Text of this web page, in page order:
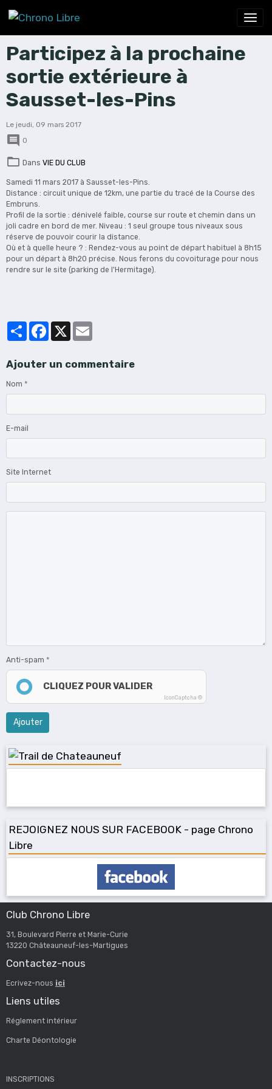
Participez à la prochaine
sortie extérieure à
Sausset-les-Pins
Le jeudi, 09 mars 2017
0
Dans VIE DU CLUB
Samedi 11 mars 2017 à Sausset-les-Pins.
Distance : circuit unique de 12km, une partie du tracé de la Course des
Embruns.
Profil de la sortie : dénivelé faible, course sur route et chemin dans un
joli cadre en bord de mer. Niveau : 1 seul groupe tous niveaux sous
réserve de pouvoir courir la distance.
Où et à quelle heure ? : Rendez-vous au point de départ habituel à 8h15
pour un départ à 8h20 précise. Nous ferons du covoiturage pour nous
rendre sur le site (parking de l'Hermitage).
PartagerFacebook
Ajouter un commentaire
Nom
E-mail
Site Internet
Anti-spam
CLIQUEZ POUR VALIDER
IconCaptcha ©
Ajouter
REJOIGNEZ NOUS SUR FACEBOOK - page Chrono
Libre
Club Chrono Libre
31, Boulevard Pierre et Marie-Curie
13220 Châteauneuf-les-Martigues
Contactez-nous
Ecrivez-nous ici
Liens utiles
Réglement intérieur
Charte Déontologie
INSCRIPTIONS